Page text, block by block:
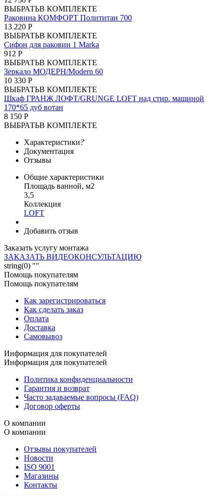
ВЫБРАТЬВ КОМПЛЕКТЕ
Раковина КОМФОРТ Полититан 700
13 220 Р
ВЫБРАТЬВ КОМПЛЕКТЕ
Сифон для раковин 1 Marka
912 Р
ВЫБРАТЬВ КОМПЛЕКТЕ
Зеркало МОДЕРН/Modern 60
10 330 Р
ВЫБРАТЬВ КОМПЛЕКТЕ
Шкаф ГРАНЖ ЛОФТ/GRUNGE LOFT над стир. машиной
170*65 дуб вотан
8 150 Р
ВЫБРАТЬВ КОМПЛЕКТЕ
Характеристики?
Документация
Отзывы
Общие характеристики
Площадь ванной, м2
3,5
Коллекция
LOFT
Добавить отзыв
Заказать услугу монтажа
ЗАКАЗАТЬ ВИДЕОКОНСУЛЬТАЦИЮ
string(0) ""
Помощь покупателям
Помощь покупателям
Как зарегистрироваться
Как сделать заказ
Оплата
Доставка
Самовывоз
Информация для покупателей
Информация для покупателей
Политика конфиденциальности
Гарантия и возврат
Часто задаваемые вопросы (FAQ)
Договор оферты
О компании
О компании
Отзывы покупателей
Новости
ISO 9001
Магазины
Контакты